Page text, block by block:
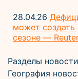
28.04.26
может
сезоне —
Разделы
География